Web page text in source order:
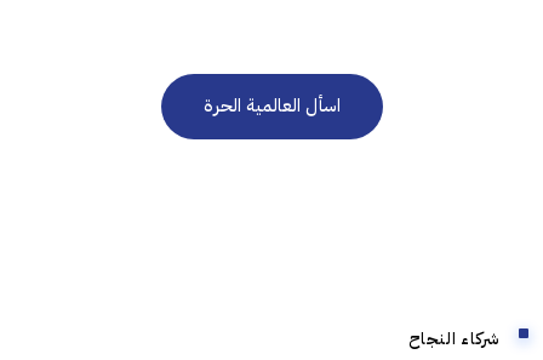
اسأل العالمية الحرة
شركاء النجاح